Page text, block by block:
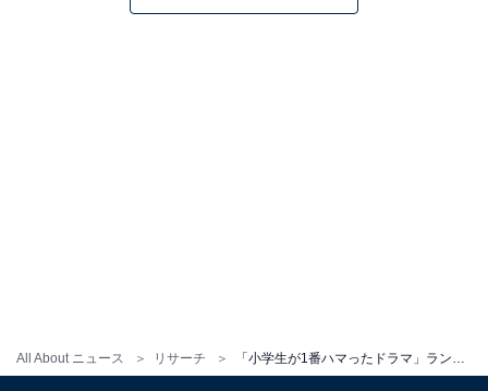
All About ニュース リサーチ 「小学生が1番ハマったドラマ」ランキング！ 2位『王様に捧ぐ薬指』を抑えた1位は？ 【2023年調査】